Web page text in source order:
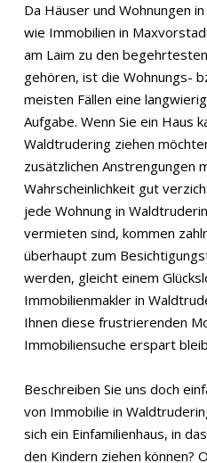
Da Häuser und Wohnungen
wie Immobilien in
am Laim zu den
gehören, ist die Wohnungs-
meisten Fällen eine
Aufgabe. Wenn Sie ein Haus
Waldtrudering ziehen
zusätzlichen Anstrengungen
Wahrscheinlichkeit gut
jede Wohnung in
vermieten sind, kommen
überhaupt zum
werden, gleicht einem
Immobilienmakler in
Ihnen diese frustrierenden
Immobiliensuche erspart
Beschreiben Sie uns doch
von Immobilie in
sich ein Einfamilienhaus, in
den Kindern ziehen können?